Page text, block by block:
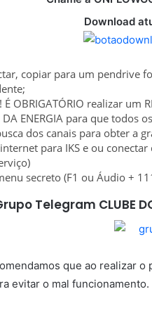
Download
copiar para um pendrive
É OBRIGATÓRIO realizar um
DA ENERGIA para que todos
dos canais para obter a
para IKS e ou
secreto (F1 ou Áudio +
Telegram CLUBE
que ao realizar
evitar o mal funcionamento.